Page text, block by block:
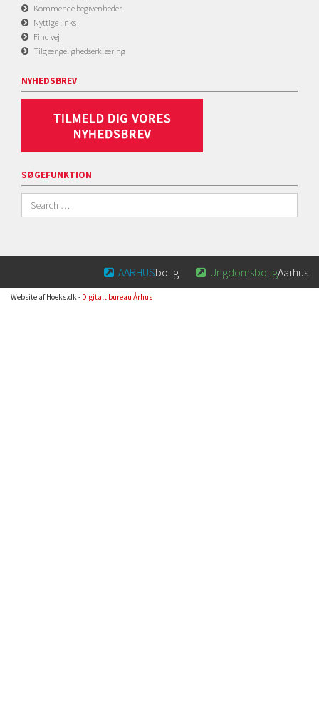
Kommende begivenheder
Nyttige links
Find vej
Tilgængelighedserklæring
NYHEDSBREV
SØGEFUNKTION
 UngdomsboligAarhus
 AARHUSbolig
Website af Hoeks.dk - Digitalt bureau Århus